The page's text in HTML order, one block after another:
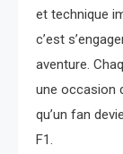
et technique
c’est
aventure.
une occasion
qu’un fan
F1.